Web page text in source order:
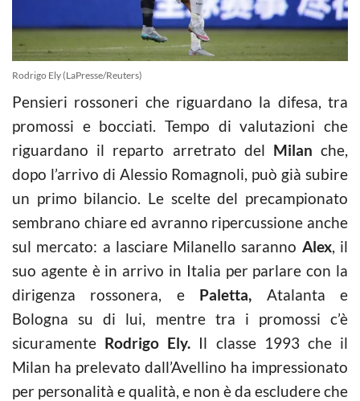
Rodrigo Ely (LaPresse/Reuters)
Pensieri rossoneri che riguardano la difesa, tra
promossi e bocciati. Tempo di valutazioni che
riguardano il reparto arretrato del Milan che,
dopo l’arrivo di Alessio Romagnoli, può già subire
un primo bilancio. Le scelte del precampionato
sembrano chiare ed avranno ripercussione anche
sul mercato: a lasciare Milanello saranno Alex, il
suo agente è in arrivo in Italia per parlare con la
dirigenza rossonera, e Paletta, Atalanta e
Bologna su di lui, mentre tra i promossi c’è
sicuramente Rodrigo Ely. Il classe 1993 che il
Milan ha prelevato dall’Avellino ha impressionato
per personalità e qualità, e non è da escludere che